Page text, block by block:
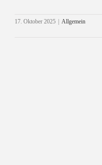
Allgemein
17. Oktober 2025
Allgemein